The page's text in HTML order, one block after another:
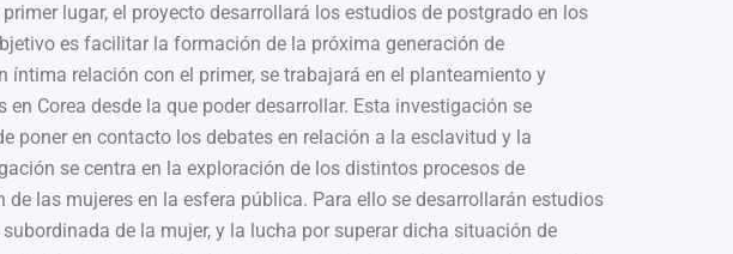
lugar, el proyecto desarrollará los estudios de postgrado en los
es facilitar la formación de la próxima generación de
íntima relación con el primer, se trabajará en el planteamiento y
Corea desde la que poder desarrollar. Esta investigación se
poner en contacto los debates en relación a la esclavitud y la
se centra en la exploración de los distintos procesos de
las mujeres en la esfera pública. Para ello se desarrollarán estudios
de la mujer, y la lucha por superar dicha situación de